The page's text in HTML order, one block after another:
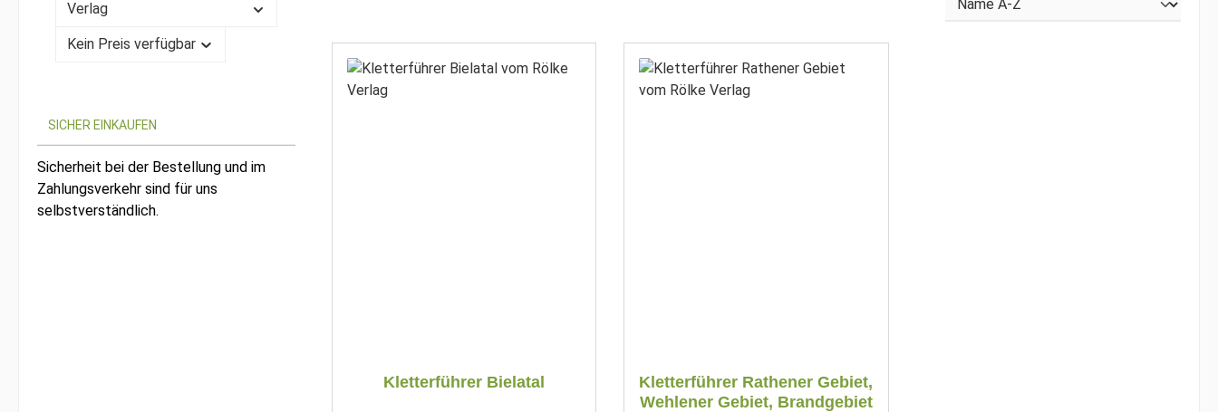
Verlag
Kein Preis verfügbar
SICHER EINKAUFEN
Sicherheit bei der Bestellung und im
Zahlungsverkehr sind für uns
selbstverständlich.
Kletterführer Bielatal
Kletterführer Rathener Gebiet,
Wehlener Gebiet, Brandgebiet